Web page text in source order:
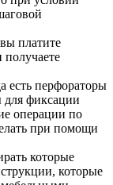
платите
получаете
есть перфораторы
фиксации
операции по
при помощи
которые
которые